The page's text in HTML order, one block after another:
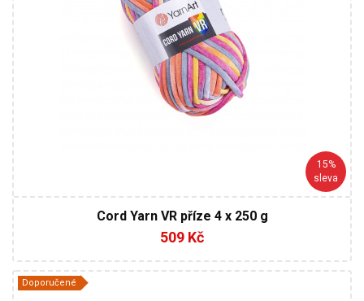
15%
sleva
Cord Yarn VR příze 4 x 250 g
509 Kč
Doporučené YarnArt